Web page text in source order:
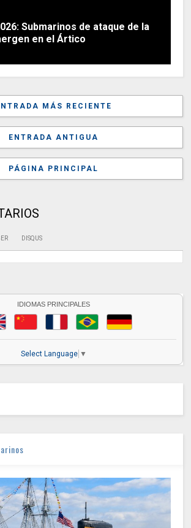
Submarinos de ataque de la
en el Ártico
MÁS RECIENTE
ENTRADA ANTIGUA
PÁGINA PRINCIPAL
DISQUS
IDIOMAS PRINCIPALES
Select Language ▼